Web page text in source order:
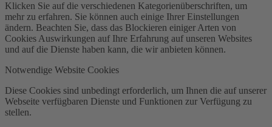
Klicken Sie auf die verschiedenen Kategorienüberschriften, um
mehr zu erfahren. Sie können auch einige Ihrer Einstellungen
ändern. Beachten Sie, dass das Blockieren einiger Arten von
Cookies Auswirkungen auf Ihre Erfahrung auf unseren Websites
und auf die Dienste haben kann, die wir anbieten können.
Notwendige Website Cookies
Diese Cookies sind unbedingt erforderlich, um Ihnen die auf unserer
Webseite verfügbaren Dienste und Funktionen zur Verfügung zu
stellen.